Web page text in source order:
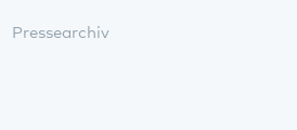
Pressearchiv